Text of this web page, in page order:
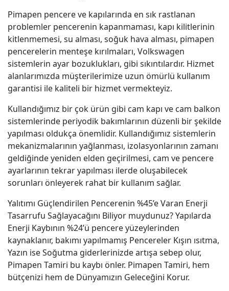
Pimapen pencere ve kapılarında en sık rastlanan
problemler pencerenin kapanmaması, kapı kilitlerinin
kitlenmemesi, su alması, soğuk hava alması, pimapen
pencerelerin menteşe kırılmaları, Volkswagen
sistemlerin ayar bozuklukları, gibi sıkıntılardır. Hizmet
alanlarımızda müşterilerimize uzun ömürlü kullanım
garantisi ile kaliteli bir hizmet vermekteyiz.
Kullandığımız bir çok ürün gibi cam kapı ve cam balkon
sistemlerinde periyodik bakımlarının düzenli bir şekilde
yapılması oldukça önemlidir. Kullandığımız sistemlerin
mekanizmalarının yağlanması, izolasyonlarının zamanı
geldiğinde yeniden elden geçirilmesi, cam ve pencere
ayarlarının tekrar yapılması ilerde oluşabilecek
sorunları önleyerek rahat bir kullanım sağlar.
Yalıtımı Güçlendirilen Pencerenin %45’e Varan Enerji
Tasarrufu Sağlayacağını Biliyor muydunuz? Yapılarda
Enerji Kaybının %24’ü pencere yüzeylerinden
kaynaklanır, bakımı yapılmamış Pencereler Kışın ısıtma,
Yazın ise Soğutma giderlerinizde artışa sebep olur,
Pimapen Tamiri bu kaybı önler. Pimapen Tamiri, hem
bütçenizi hem de Dünyamızın Geleceğini Korur.